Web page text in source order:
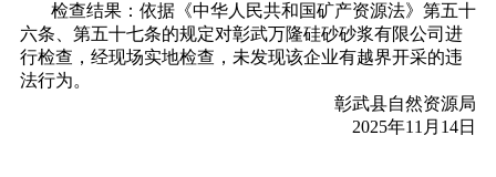
检查结果：依据《中华人民共和国矿产资源法》第五十
六条、第五十七条的规定对彰武万隆硅砂砂浆有限公司进
行检查，经现场实地检查，未发现该企业有越界开采的违
法行为。
彰武县自然资源局
2025年11月14日